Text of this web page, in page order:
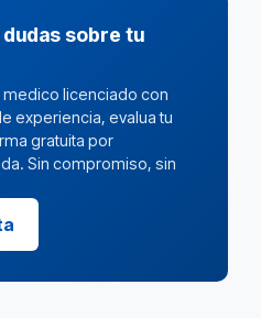
sobre tu
medico licenciado con
experiencia, evalua tu
gratuita por
Sin compromiso, sin